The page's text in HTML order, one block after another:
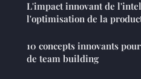
L'impact innovant de
l'optimisation de la
10 concepts innovants
de team building